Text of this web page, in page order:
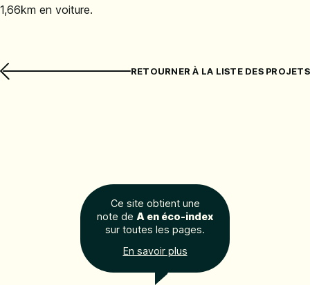
1,66km en voiture.
RETOURNER À LA LISTE DES PROJETS
Ce site obtient une
note de A en éco-index
sur toutes les pages.
En savoir plus